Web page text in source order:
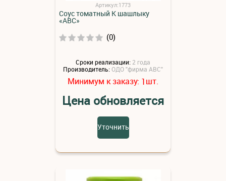
Артикул:1773
Соус томатный К шашлыку
«АВС»
(0)
Сроки реализации:2 года
Производитель:ОДО "фирма АВС"
Минимум к заказу: 1шт.
Цена обновляется
Уточнить